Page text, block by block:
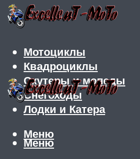
Мотоциклы
Квадроциклы
Скутеры и мопеды
Снегоходы
Лодки и Катера
Меню
Меню